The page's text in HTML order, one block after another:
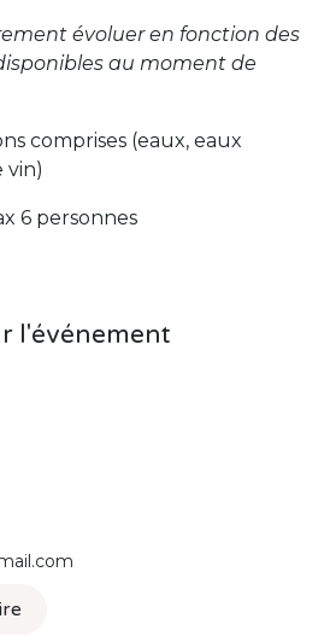
évoluer en fonction des
au moment de
comprises (eaux, eaux
vin)
6 personnes
l'événement